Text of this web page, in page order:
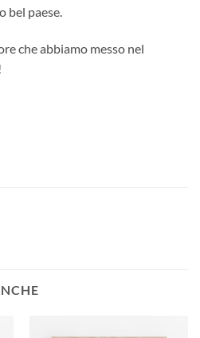
bel paese.
che abbiamo messo nel